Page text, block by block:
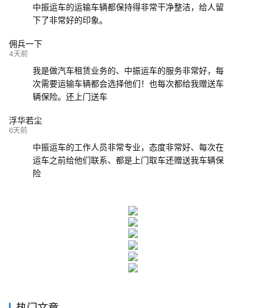
中振运车的运输车辆都保持得非常干净整洁，给人留
下了非常好的印象。
佣兵一下
4天前
我是做汽车租赁业务的、中振运车的服务非常好，每
次需要运输车辆都会选择他们！也每次都给我赠送车
辆保险。还上门送车
浮华若尘
6天前
中振运车的工作人员非常专业，态度非常好、每次在
运车之前给他们联系、都是上门取车还赠送我车辆保
险